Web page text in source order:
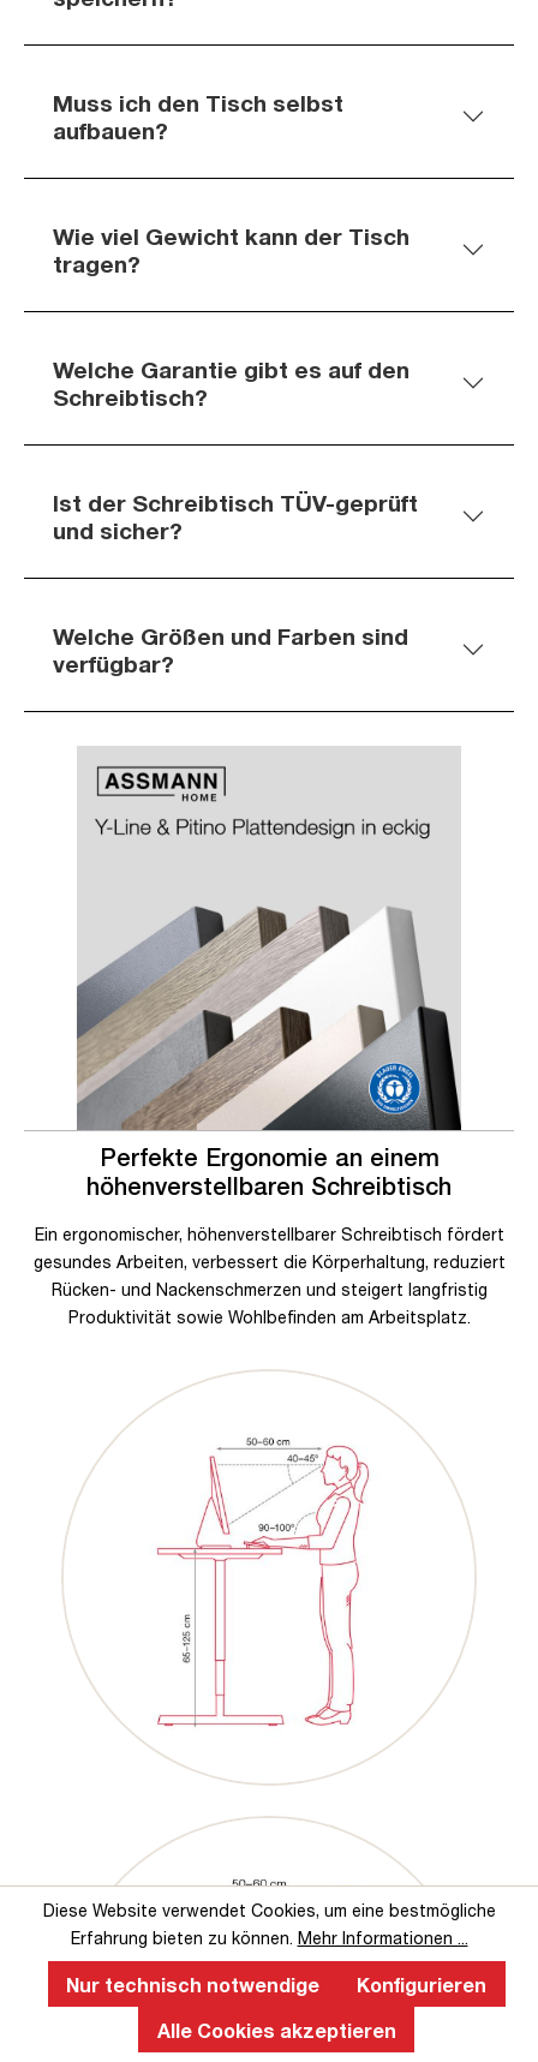
Muss ich den Tisch selbst
aufbauen?
Wie viel Gewicht kann der Tisch
tragen?
Welche Garantie gibt es auf den
Schreibtisch?
Ist der Schreibtisch TÜV-geprüft
und sicher?
Welche Größen und Farben sind
verfügbar?
Perfekte Ergonomie an einem
höhenverstellbaren Schreibtisch
Ein ergonomischer, höhenverstellbarer Schreibtisch fördert
gesundes Arbeiten, verbessert die Körperhaltung, reduziert
Rücken- und Nackenschmerzen und steigert langfristig
Produktivität sowie Wohlbefinden am Arbeitsplatz.
Diese Website verwendet Cookies, um eine bestmögliche
Erfahrung bieten zu können. Mehr Informationen ...
Nur technisch notwendige
Konfigurieren
Alle Cookies akzeptieren